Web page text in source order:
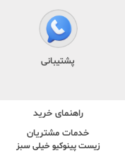
پشتیبانی
راهنمای خرید
خدمات مشتریان
زیست پینوکیو خیلی سبز